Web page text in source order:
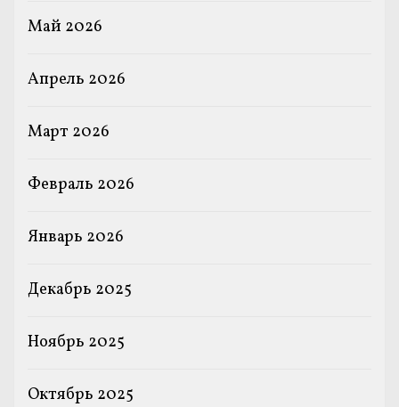
Май 2026
Апрель 2026
Март 2026
Февраль 2026
Январь 2026
Декабрь 2025
Ноябрь 2025
Октябрь 2025